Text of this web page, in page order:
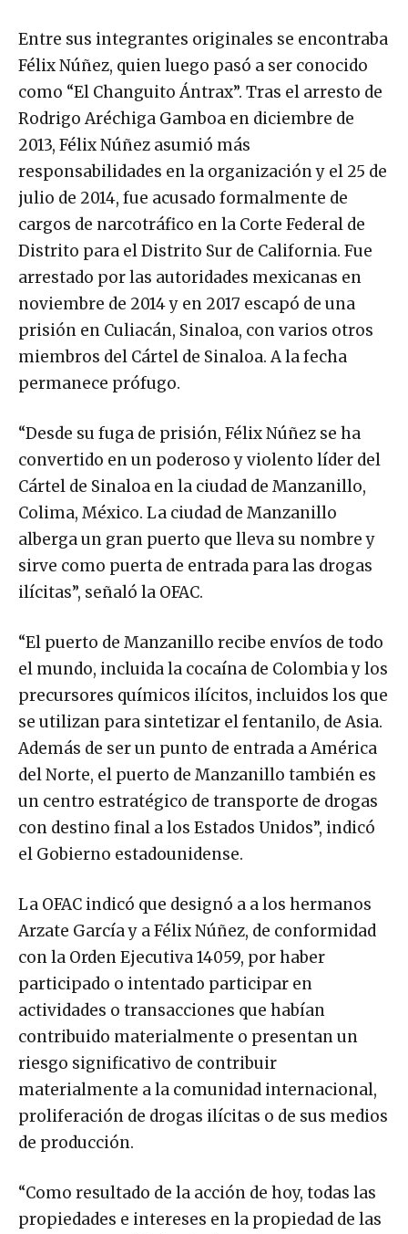
Entre sus integrantes originales se encontraba
Félix Núñez, quien luego pasó a ser conocido
como “El Changuito Ántrax”. Tras el arresto de
Rodrigo Aréchiga Gamboa en diciembre de
2013, Félix Núñez asumió más
responsabilidades en la organización y el 25 de
julio de 2014, fue acusado formalmente de
cargos de narcotráfico en la Corte Federal de
Distrito para el Distrito Sur de California. Fue
arrestado por las autoridades mexicanas en
noviembre de 2014 y en 2017 escapó de una
prisión en Culiacán, Sinaloa, con varios otros
miembros del Cártel de Sinaloa. A la fecha
permanece prófugo.
“Desde su fuga de prisión, Félix Núñez se ha
convertido en un poderoso y violento líder del
Cártel de Sinaloa en la ciudad de Manzanillo,
Colima, México. La ciudad de Manzanillo
alberga un gran puerto que lleva su nombre y
sirve como puerta de entrada para las drogas
ilícitas”, señaló la OFAC.
“El puerto de Manzanillo recibe envíos de todo
el mundo, incluida la cocaína de Colombia y los
precursores químicos ilícitos, incluidos los que
se utilizan para sintetizar el fentanilo, de Asia.
Además de ser un punto de entrada a América
del Norte, el puerto de Manzanillo también es
un centro estratégico de transporte de drogas
con destino final a los Estados Unidos”, indicó
el Gobierno estadounidense.
La OFAC indicó que designó a a los hermanos
Arzate García y a Félix Núñez, de conformidad
con la Orden Ejecutiva 14059, por haber
participado o intentado participar en
actividades o transacciones que habían
contribuido materialmente o presentan un
riesgo significativo de contribuir
materialmente a la comunidad internacional,
proliferación de drogas ilícitas o de sus medios
de producción.
“Como resultado de la acción de hoy, todas las
propiedades e intereses en la propiedad de las